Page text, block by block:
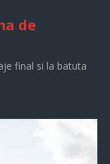
de
final si la batuta